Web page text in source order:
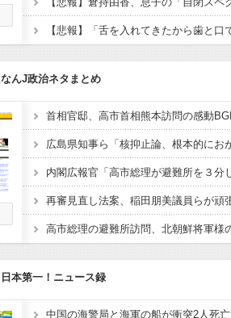
なんJ政治ネタまとめ
広島県知事ら「核抑止論、根本的にお
日本第一！ニュース録